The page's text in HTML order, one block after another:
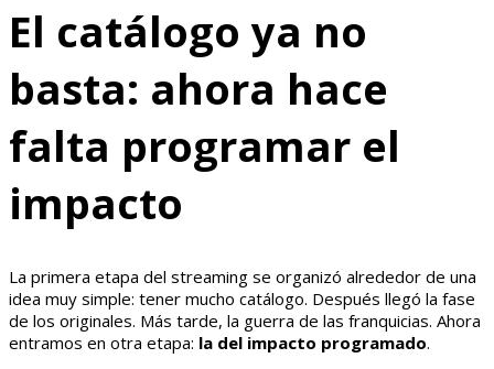
El catálogo ya no
basta: ahora hace
falta programar el
impacto
La primera etapa del streaming se organizó alrededor de una
idea muy simple: tener mucho catálogo. Después llegó la fase
de los originales. Más tarde, la guerra de las franquicias. Ahora
entramos en otra etapa: la del impacto programado.